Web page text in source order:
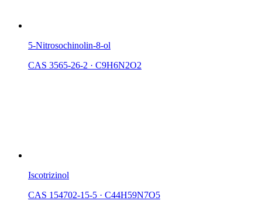
5-Nitrosochinolin-8-ol
CAS 3565-26-2 · C9H6N2O2
Iscotrizinol
CAS 154702-15-5 · C44H59N7O5